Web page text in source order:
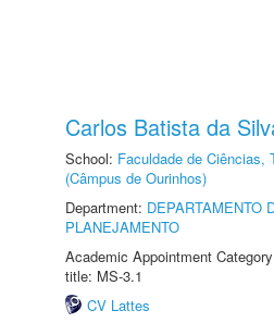
Carlos Batista da
School: Faculdade de Ciências,
(Câmpus de Ourinhos)
Department: DEPARTAMENTO
PLANEJAMENTO
Academic Appointment
title: MS-3.1
CV Lattes